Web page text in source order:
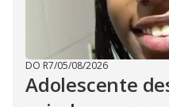
DO R7/05/08/2026
Adolescente